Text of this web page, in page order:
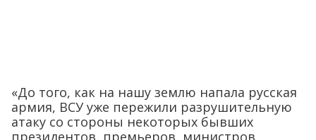
«До того, как на нашу землю напала русская
армия, ВСУ уже пережили разрушительную
атаку со стороны некоторых бывших
президентов, премьеров, министров